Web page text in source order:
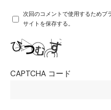
次回のコメントで使用するためブ
サイトを保存する。
CAPTCHA コード